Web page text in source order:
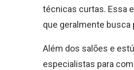
técnicas curtas. Essa
que geralmente busca
Além dos salões e
especialistas para